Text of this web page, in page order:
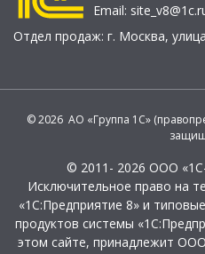
Email:
Отдел продаж: г. Москва,
© 2026 АО «Группа 1С»
© 2011- 2026 ООО
Исключительное право на
«1С:Предприятие 8» и
продуктов системы
этом сайте, принадлежит